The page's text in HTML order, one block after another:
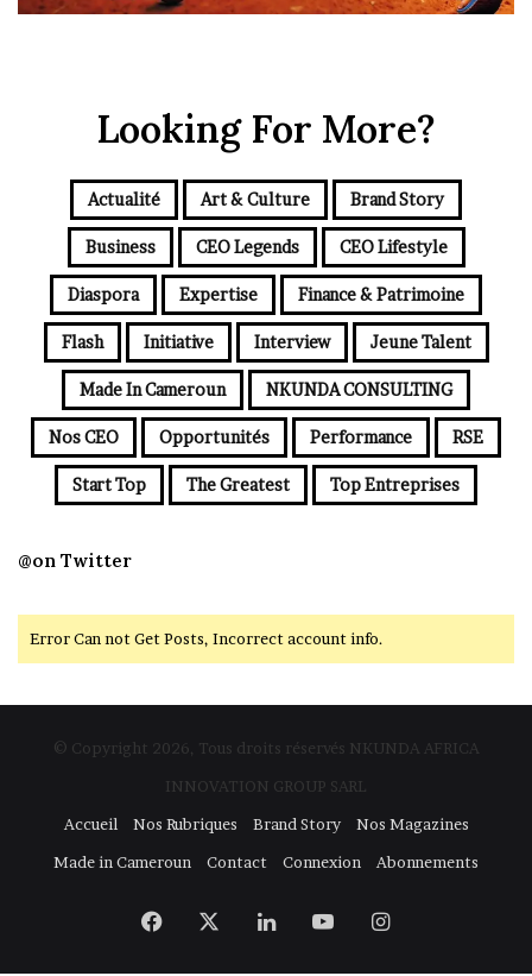
Looking For More?
Actualité Art & Culture Brand Story
Business CEO Legends CEO Lifestyle
Diaspora Expertise Finance & Patrimoine
Flash Initiative Interview Jeune Talent
Made In Cameroun NKUNDA CONSULTING
Nos CEO Opportunités Performance RSE
Start Top The Greatest Top Entreprises
@on Twitter
Error Can not Get Posts, Incorrect account info.
© Copyright 2026, Tous droits réservés NKUNDA AFRICA
INNOVATION GROUP SARL
Accueil
Nos Rubriques Brand Story
Nos Magazines
Made in Cameroun
Contact Connexion Abonnements
Facebook LinkedinYouTubeInstagram